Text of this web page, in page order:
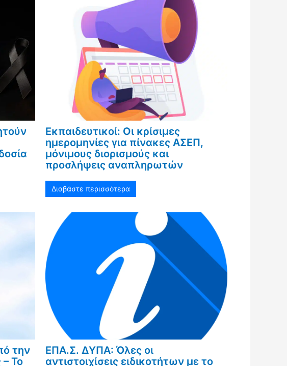
Εκπαιδευτικοί: Οι κρίσιμες
ημερομηνίες για πίνακες ΑΣΕΠ,
μόνιμους διορισμούς και
προσλήψεις αναπληρωτών
Διαβάστε περισσότερα
την
– Το
ΕΠΑ.Σ. ΔΥΠΑ: Όλες οι
αντιστοιχίσεις ειδικοτήτων με το